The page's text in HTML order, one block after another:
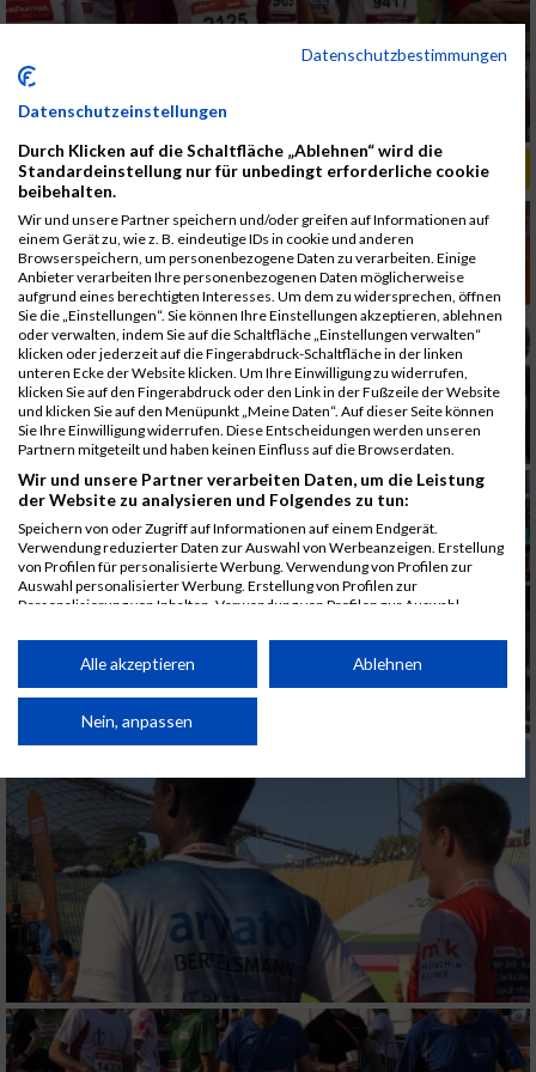
ALBUM B2RUN MÜNCHEN, B2RUN / 16.07.2019
Datenschutzbestimmungen
Datenschutzeinstellungen
Durch Klicken auf die Schaltfläche „Ablehnen“ wird die
Standardeinstellung nur für unbedingt erforderliche cookie
beibehalten.
Wir und unsere Partner speichern und/oder greifen auf Informationen auf
einem Gerät zu, wie z. B. eindeutige IDs in cookie und anderen
Browserspeichern, um personenbezogene Daten zu verarbeiten. Einige
Anbieter verarbeiten Ihre personenbezogenen Daten möglicherweise
aufgrund eines berechtigten Interesses. Um dem zu widersprechen, öffnen
Sie die „Einstellungen“. Sie können Ihre Einstellungen akzeptieren, ablehnen
oder verwalten, indem Sie auf die Schaltfläche „Einstellungen verwalten“
klicken oder jederzeit auf die Fingerabdruck-Schaltfläche in der linken
unteren Ecke der Website klicken. Um Ihre Einwilligung zu widerrufen,
klicken Sie auf den Fingerabdruck oder den Link in der Fußzeile der Website
und klicken Sie auf den Menüpunkt „Meine Daten“. Auf dieser Seite können
Sie Ihre Einwilligung widerrufen. Diese Entscheidungen werden unseren
Partnern mitgeteilt und haben keinen Einfluss auf die Browserdaten.
Wir und unsere Partner verarbeiten Daten, um die Leistung
der Website zu analysieren und Folgendes zu tun:
Speichern von oder Zugriff auf Informationen auf einem Endgerät.
Verwendung reduzierter Daten zur Auswahl von Werbeanzeigen. Erstellung
von Profilen für personalisierte Werbung. Verwendung von Profilen zur
Auswahl personalisierter Werbung. Erstellung von Profilen zur
Personalisierung von Inhalten. Verwendung von Profilen zur Auswahl
Performance von Inhalten. Analyse von Zielgruppen durch Statistiken oder
Kombinationen von Daten aus verschiedenen Quellen. Entwicklung und
von Inhalten.
Daten können außerhalb der Europäischen Union weitergegeben und in die
Website/App.
Partnerliste anzeigen (1 IAB-Anbieter)
Wir nutzen Ihre Daten für folgende Zwecke:
IAB-Verarbeitungszwecke:
Speichern von oder Zugriff auf Informationen
auf einem Endgerät
Verwendung reduzierter Daten zur Auswahl
von Werbeanzeigen
Alle akzeptieren Ablehnen
Nein, anpassen